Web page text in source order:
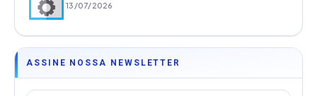
13/07/2026
ASSINE NOSSA NEWSLETTER